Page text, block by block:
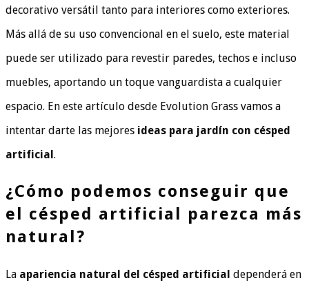
decorativo versátil tanto para interiores como exteriores.
Más allá de su uso convencional en el suelo, este material
puede ser utilizado para revestir paredes, techos e incluso
muebles, aportando un toque vanguardista a cualquier
espacio. En este artículo desde Evolution Grass vamos a
intentar darte las mejores ideas para jardín con césped
artificial .
¿Cómo podemos conseguir que
el césped artificial parezca más
natural?
La apariencia natural del césped artificial dependerá en